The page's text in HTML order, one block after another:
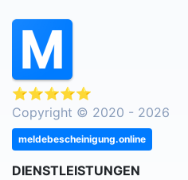
⭐⭐⭐⭐⭐
Copyright © 2020 - 2026
meldebescheinigung.online
DIENSTLEISTUNGEN